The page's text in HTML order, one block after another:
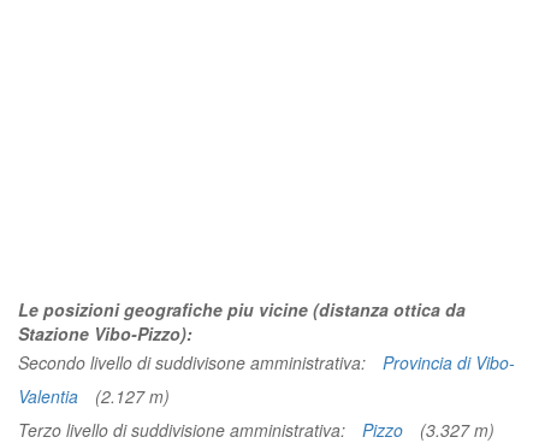
Le posizioni geografiche piu vicine (distanza ottica da
Stazione Vibo-Pizzo):
Secondo livello di suddivisone amministrativa:
Provincia di Vibo-
Valentia
(2.127 m)
Terzo livello di suddivisione amministrativa:
Pizzo
(3.327 m)